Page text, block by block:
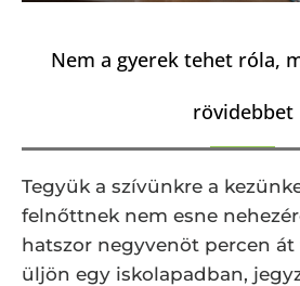
Nem a gyerek tehet róla,
rövidebbet
Tegyük a szívünkre a
felnőttnek nem esne
hatszor negyvenöt percen
üljön egy iskolapadban,